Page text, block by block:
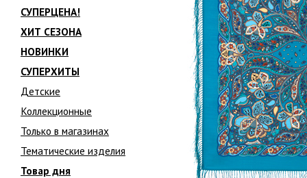
СУПЕРЦЕНА!
ХИТ СЕЗОНА
НОВИНКИ
СУПЕРХИТЫ
Детские
Коллекционные
Только в магазинах
Тематические изделия
Товар дня